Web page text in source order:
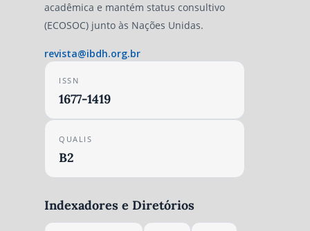
acadêmica e mantém status consultivo
(ECOSOC) junto às Nações Unidas.
revista@ibdh.org.br
ISSN
1677-1419
QUALIS
B2
Indexadores e Diretórios